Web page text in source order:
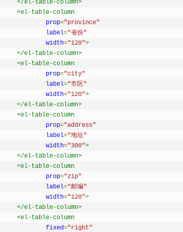
</el-table-column>
<el-table-column
prop="province"
label="省份"
width="120">
</el-table-column>
<el-table-column
prop="city"
label="市区"
width="120">
</el-table-column>
<el-table-column
prop="address"
label="地址"
width="300">
</el-table-column>
<el-table-column
prop="zip"
label="邮编"
width="120">
</el-table-column>
<el-table-column
fixed="right"